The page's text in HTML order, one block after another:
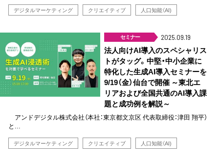
デジタルマーケティング クリエイティブ 人口知能（AI)
セミナー 2025.09.19
法人向けAI導入のスペシャリス
トがタッグ。中堅・中小企業に
特化した生成AI導入セミナーを
9/19（金）仙台で開催 ～東北エ
リアおよび全国共通のAI導入課
題と成功例を解説～
アンドデジタル株式会社（本社：東京都文京区 代表取締役：津田 翔平）
と...
デジタルマーケティング クリエイティブ 人口知能（AI)